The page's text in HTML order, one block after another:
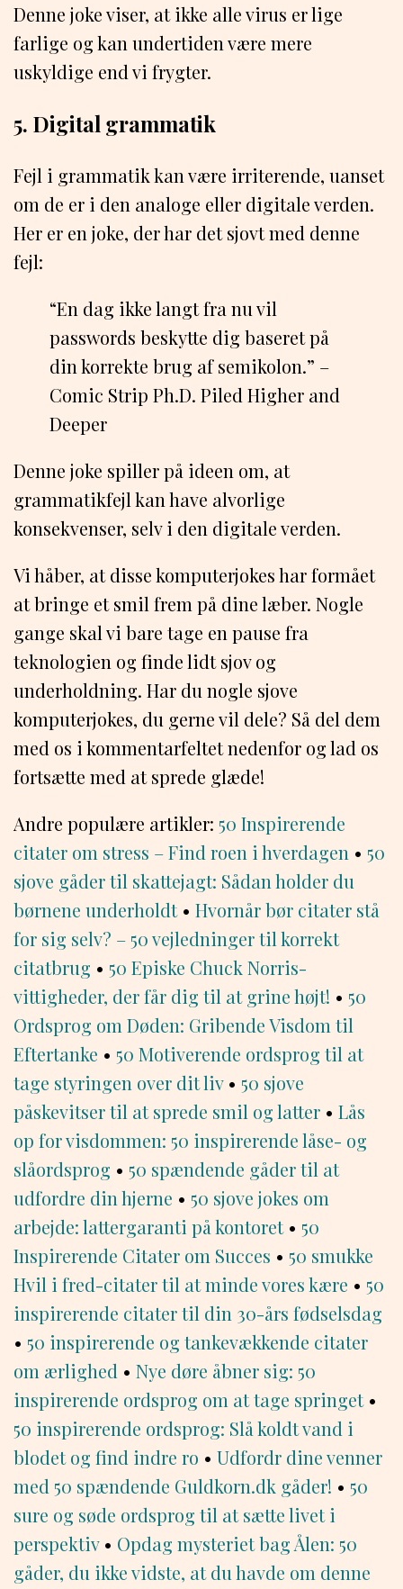
Denne joke viser, at ikke alle virus er lige
farlige og kan undertiden være mere
uskyldige end vi frygter.
5. Digital grammatik
Fejl i grammatik kan være irriterende, uanset
om de er i den analoge eller digitale verden.
Her er en joke, der har det sjovt med denne
fejl:
“En dag ikke langt fra nu vil
passwords beskytte dig baseret på
din korrekte brug af semikolon.” –
Comic Strip Ph.D. Piled Higher and
Deeper
Denne joke spiller på ideen om, at
grammatikfejl kan have alvorlige
konsekvenser, selv i den digitale verden.
Vi håber, at disse komputerjokes har formået
at bringe et smil frem på dine læber. Nogle
gange skal vi bare tage en pause fra
teknologien og finde lidt sjov og
underholdning. Har du nogle sjove
komputerjokes, du gerne vil dele? Så del dem
med os i kommentarfeltet nedenfor og lad os
fortsætte med at sprede glæde!
Andre populære artikler: 50 Inspirerende
citater om stress – Find roen i hverdagen • 50
sjove gåder til skattejagt: Sådan holder du
børnene underholdt• Hvornår bør citater stå
for sig selv? – 50 vejledninger til korrekt
citatbrug • 50 Episke Chuck Norris-
vittigheder, der får dig til at grine højt! • 50
Ordsprog om Døden: Gribende Visdom til
Eftertanke • 50 Motiverende ordsprog til at
tage styringen over dit liv• 50 sjove
påskevitser til at sprede smil og latter • Lås
op for visdommen: 50 inspirerende låse- og
slåordsprog • 50 spændende gåder til at
udfordre din hjerne • 50 sjove jokes om
arbejde: lattergaranti på kontoret• 50
Inspirerende Citater om Succes • 50 smukke
Hvil i fred-citater til at minde vores kære • 50
inspirerende citater til din 30-års fødselsdag
• 50 inspirerende og tankevækkende citater
om ærlighed • Nye døre åbner sig: 50
inspirerende ordsprog om at tage springet•
50 inspirerende ordsprog: Slå koldt vand i
blodet og find indre ro • Udfordr dine venner
med 50 spændende Guldkorn.dk gåder! • 50
sure og søde ordsprog til at sætte livet i
perspektiv• Opdag mysteriet bag Ålen: 50
gåder, du ikke vidste, at du havde om denne